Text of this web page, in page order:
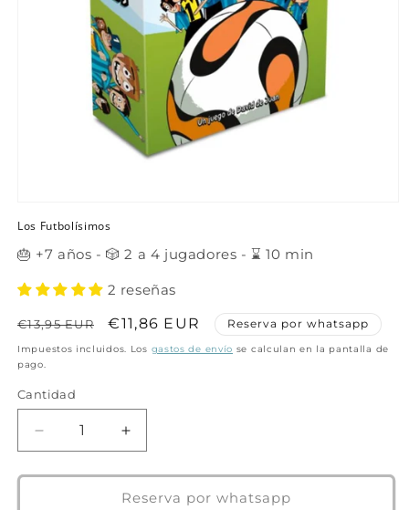
elemento
1
en
ventana
Los Futbolísimos
🎂 +7 años - 🎲 2 a 4 jugadores - ⌛ 10 min
2 reseñas
Precio
habitual
€13,95 EUR
Precio
de
€11,86 EUR Reserva por whatsapp
Impuestos incluidos. Los gastos de envío se calculan en la pantalla de
pago.
Cantidad
Cantidad
Reducir
cantidad
para
Aumentar
cantidad
para
Los
Reserva por whatsapp